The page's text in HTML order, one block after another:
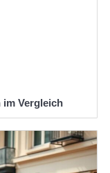
im Vergleich